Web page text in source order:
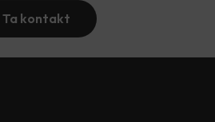
Ta kontakt